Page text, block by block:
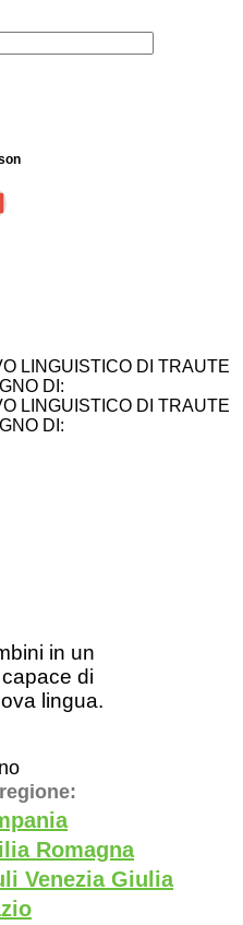
LINGUISTICO DI TRAUTE
DI:
LINGUISTICO DI TRAUTE
DI:
in un
di
lingua.
Romagna
Venezia Giulia